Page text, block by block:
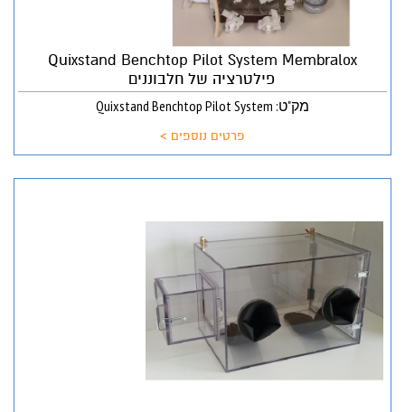
Quixstand Benchtop Pilot System Membralox
פילטרציה של חלבוננים
מק"ט: Quixstand Benchtop Pilot System
פרטים נוספים >